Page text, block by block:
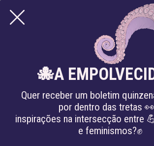
🐙A
Quer receber um boletim
por dentro das tretas
inspirações na intersecção entre
e feminismos?✊